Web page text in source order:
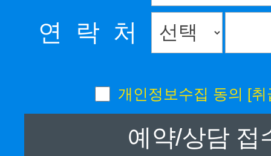
연 락 처
개인정보수집 동의 [취